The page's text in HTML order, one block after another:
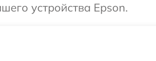
устройства Epson.